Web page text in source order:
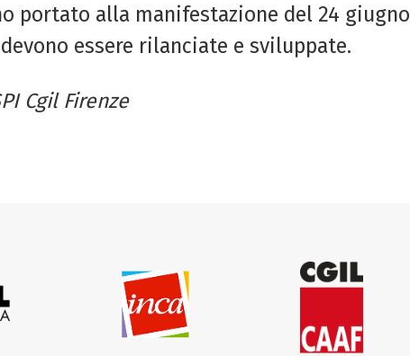
portato alla manifestazione del 24 giugno
essere rilanciate e sviluppate.
Cgil Firenze